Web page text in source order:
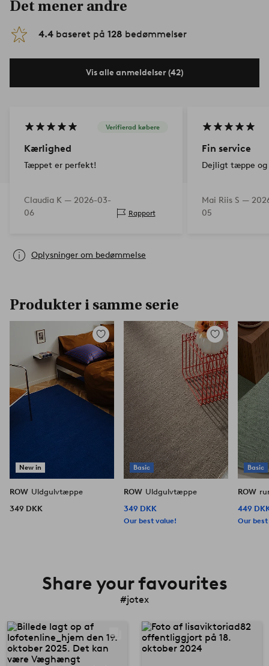
Det mener andre
4.4 baseret på 128 bedømmelser
Vis alle anmeldelser (42)
Verifierad købere
Kærlighed
Tæppet er perfekt!
Claudia K — 2026-03-
06
Rapport
Fin service
Dejligt tæppe og
Mai Riis S —
05
Oplysninger om bedømmelse
Produkter i samme serie
New in
Tilføj
til
favoritter
ROW Uldgulvtæppe
349 DKK
Basic
Tilføj
favoritter
ROW Uldgulvtæppe
349 DKK
Our best value!
Basic
ROW
449
Our
Share your favourites
#jotex